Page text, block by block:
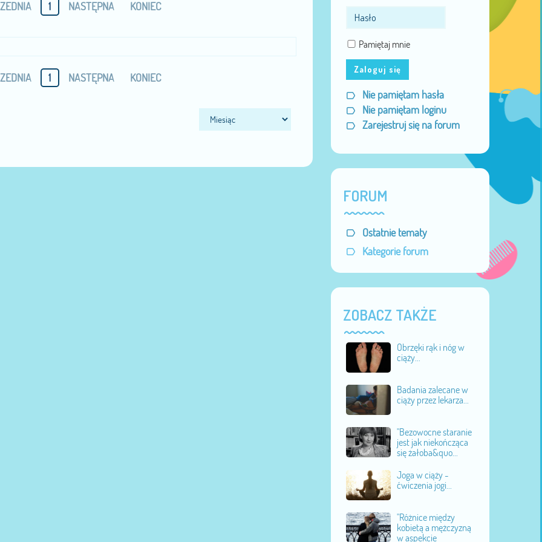
1 NASTĘPNA KONIEC
1 NASTĘPNA KONIEC
Pamiętaj mnie
Zaloguj się
Nie pamiętam hasła
Nie pamiętam loginu
Zarejestruj się na forum
FORUM
Ostatnie tematy
Kategorie forum
ZOBACZ TAKŻE
Obrzęki rąk i nóg w
ciąży...
Badania zalecane w
ciąży przez lekarza...
"Bezowocne staranie
jest jak niekończąca
się żałoba&quo...
Joga w ciąży -
ćwiczenia jogi...
"Różnice między
kobietą a mężczyzną
w aspekcie